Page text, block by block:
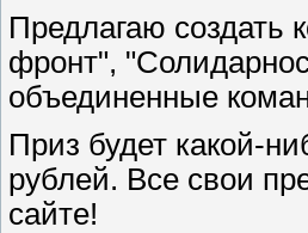
Предлагаю
фронт",
объединенные
Приз будет какой-
рублей. Все свои
сайте!